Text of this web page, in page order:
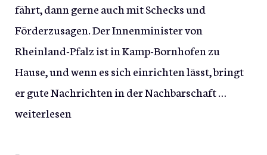
fährt, dann gerne auch mit Schecks und
Förderzusagen. Der Innenminister von
Rheinland-Pfalz ist in Kamp-Bornhofen zu
Hause, und wenn es sich einrichten lässt, bringt
er gute Nachrichten in der Nachbarschaft …
weiterlesen